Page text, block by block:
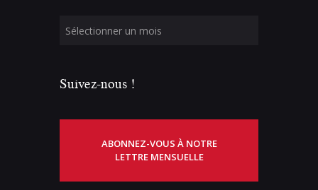
Suivez-nous !
ABONNEZ-VOUS À NOTRE
LETTRE MENSUELLE